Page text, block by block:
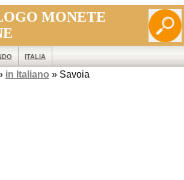
MONETE
ITALIA
in Italiano » Savoia